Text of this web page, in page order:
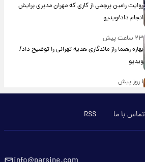
روایت رامین پرچمی از کاری که مهران مدیری برایش
انجام داد/ویدیو
۲۳ ساعت پیش
بهاره رهنما راز ماندگاری هدیه تهرانی را توضیح داد/
ویدیو
۱ روز پیش
آشپز مشهور صداوسیما به کانادا مهاجرت کرد؟/
تماس با ما RSS